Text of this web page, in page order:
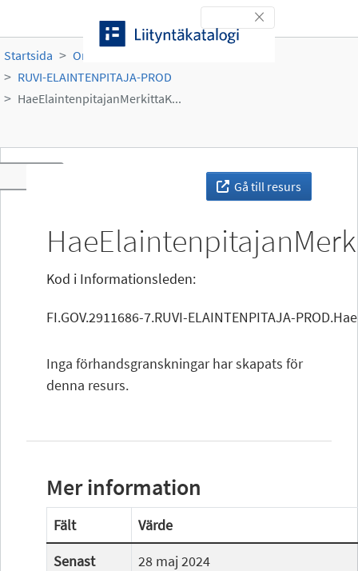
Toggle navigation
Startsida Organisationer
RUVI-ELAINTENPITAJA-PROD
HaeElaintenpitajanMerkittaK...
Gå till resurs
Kod i Informationsleden:
FI.GOV.2911686-7.RUVI-ELAINTENPITAJA-
Inga förhandsgranskningar har skapats för
denna resurs.
Mer information
Fält
Värde
Senast
28 maj 2024